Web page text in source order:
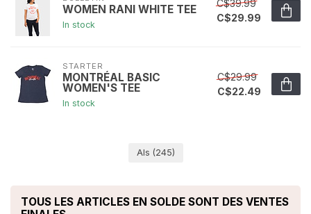
WOMEN RANI WHITE TEE
In stock
C$39.99
C$29.99
STARTER
MONTRÉAL BASIC
WOMEN'S TEE
In stock
C$29.99
C$22.49
Als (245)
TOUS LES ARTICLES EN SOLDE SONT DES VENTES